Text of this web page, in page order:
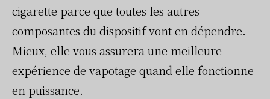
cigarette parce que toutes les autres
composantes du dispositif vont en dépendre.
Mieux, elle vous assurera une meilleure
expérience de vapotage quand elle fonctionne
en puissance.